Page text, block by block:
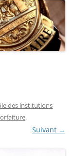
des institutions
.
Suivant →